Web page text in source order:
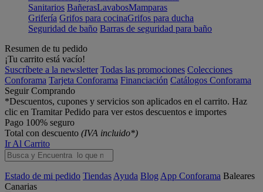
Sanitarios BañerasLavabosMamparas
Grifería Grifos para cocinaGrifos para ducha
Seguridad de baño Barras de seguridad para baño
Resumen de tu pedido
¡Tu carrito está vacío!
Suscríbete a la newsletter Todas las promociones Colecciones
Conforama Tarjeta Conforama Financiación Catálogos Conforama
Seguir Comprando
*Descuentos, cupones y servicios son aplicados en el carrito. Haz
clic en Tramitar Pedido para ver estos descuentos e importes
Pago 100% seguro
Total con descuento (IVA incluido*)
Ir Al Carrito
Estado de mi pedido Tiendas Ayuda Blog App Conforama Baleares
Canarias